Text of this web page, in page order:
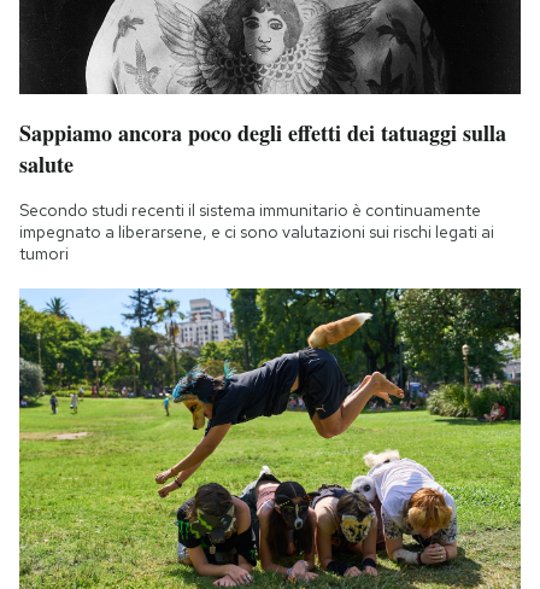
Sappiamo ancora poco degli effetti dei tatuaggi sulla
salute
Secondo studi recenti il sistema immunitario è continuamente
impegnato a liberarsene, e ci sono valutazioni sui rischi legati ai
tumori